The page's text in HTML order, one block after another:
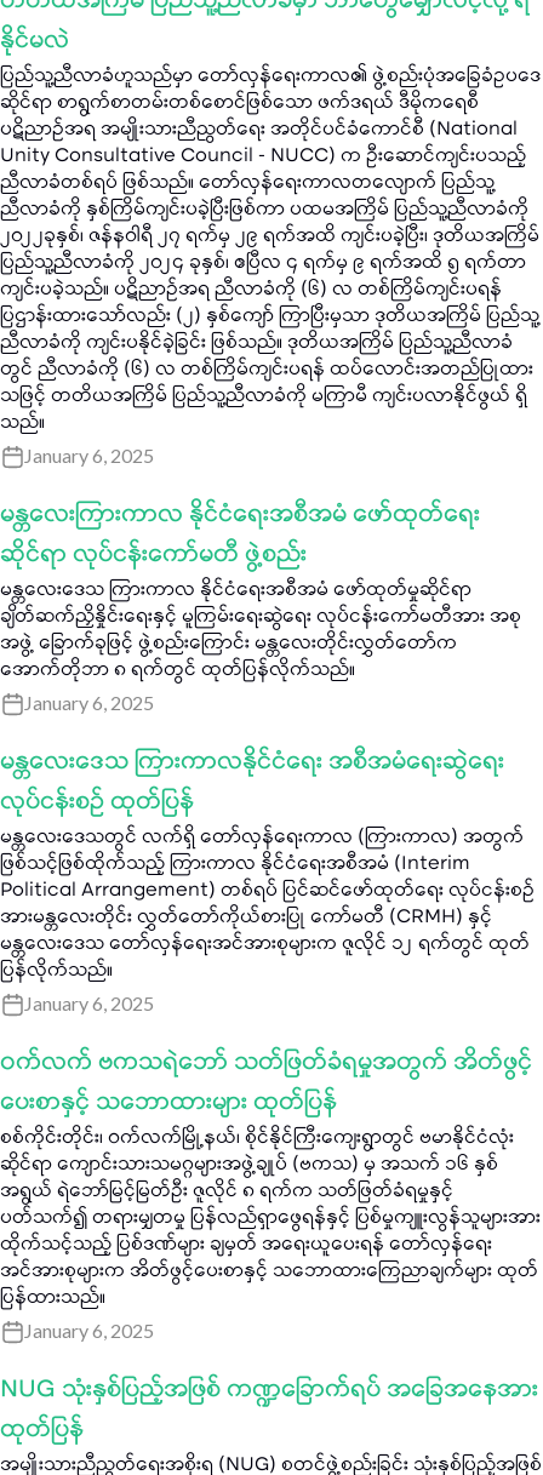
နိုင်မလဲ
ပြည်သူ့ညီလာခံဟူသည်မှာ တော်လှန်ရေးကာလ၏ ဖွဲ့စည်းပုံအခြေခံဥပဒေ
ဆိုင်ရာ စာရွက်စာတမ်းတစ်စောင်ဖြစ်သော ဖက်ဒရယ် ဒီမိုကရေစီ
ပဋိညာဉ်အရ အမျိုးသားညီညွတ်ရေး အတိုင်ပင်ခံကောင်စီ (National
Unity Consultative Council - NUCC) က ဦးဆောင်ကျင်းပသည့်
ညီလာခံတစ်ရပ် ဖြစ်သည်။ တော်လှန်ရေးကာလတလျောက် ပြည်သူ့
ညီလာခံကို နှစ်ကြိမ်ကျင်းပခဲ့ပြီးဖြစ်ကာ ပထမအကြိမ် ပြည်သူ့ညီလာခံကို
၂၀၂၂ခုနှစ်၊ ဇန်နဝါရီ ၂၇ ရက်မှ ၂၉ ရက်အထိ ကျင်းပခဲ့ပြီး၊ ဒုတိယအကြိမ်
ပြည်သူ့ညီလာခံကို ၂၀၂၄ ခုနှစ်၊ ဧပြီလ ၄ ရက်မှ ၉ ရက်အထိ ၅ ရက်တာ
ကျင်းပခဲ့သည်။ ပဋိညာဉ်အရ ညီလာခံကို (၆) လ တစ်ကြိမ်ကျင်းပရန်
ပြဌာန်းထားသော်လည်း (၂) နှစ်ကျော် ကြာပြီးမှသာ ဒုတိယအကြိမ် ပြည်သူ့
ညီလာခံကို ကျင်းပနိုင်ခဲ့ခြင်း ဖြစ်သည်။ ဒုတိယအကြိမ် ပြည်သူ့ညီလာခံ
တွင် ညီလာခံကို (၆) လ တစ်ကြိမ်ကျင်းပရန် ထပ်လောင်းအတည်ပြုထား
သဖြင့် တတိယအကြိမ် ပြည်သူ့ညီလာခံကို မကြာမီ ကျင်းပလာနိုင်ဖွယ် ရှိ
သည်။
January 6, 2025
မန္တလေးကြားကာလ နိုင်ငံရေးအစီအမံ ဖော်ထုတ်ရေး
ဆိုင်ရာ လုပ်ငန်းကော်မတီ ဖွဲ့စည်း
မန္တလေးဒေသ ကြားကာလ နိုင်ငံရေးအစီအမံ ဖော်ထုတ်မှုဆိုင်ရာ
ချိတ်ဆက်ညှိနှိုင်းရေးနှင့် မူကြမ်းရေးဆွဲရေး လုပ်ငန်းကော်မတီအား အစု
အဖွဲ့ ခြောက်ခုဖြင့် ဖွဲ့စည်းကြောင်း မန္တလေးတိုင်းလွှတ်တော်က
အောက်တိုဘာ ၈ ရက်တွင် ထုတ်ပြန်လိုက်သည်။
January 6, 2025
မန္တလေးဒေသ ကြားကာလနိုင်ငံရေး အစီအမံရေးဆွဲရေး
လုပ်ငန်းစဉ် ထုတ်ပြန်
မန္တလေးဒေသတွင် လက်ရှိ တော်လှန်ရေးကာလ (ကြားကာလ) အတွက်
ဖြစ်သင့်ဖြစ်ထိုက်သည့် ကြားကာလ နိုင်ငံရေးအစီအမံ (Interim
Political Arrangement) တစ်ရပ် ပြင်ဆင်ဖော်ထုတ်ရေး လုပ်ငန်းစဉ်
အားမန္တလေးတိုင်း လွှတ်တော်ကိုယ်စားပြု ကော်မတီ (CRMH) နှင့်
မန္တလေးဒေသ တော်လှန်ရေးအင်အားစုများက ဇူလိုင် ၁၂ ရက်တွင် ထုတ်
ပြန်လိုက်သည်။
January 6, 2025
ဝက်လက် ဗကသရဲဘော် သတ်ဖြတ်ခံရမှုအတွက် အိတ်ဖွင့်
ပေးစာနှင့် သဘောထားများ ထုတ်ပြန်
စစ်ကိုင်းတိုင်း၊ ဝက်လက်မြို့နယ်၊ စိုင်နိုင်ကြီးကျေးရွာတွင် ဗမာနိုင်ငံလုံး
ဆိုင်ရာ ကျောင်းသားသမဂ္ဂများအဖွဲ့ချုပ် (ဗကသ) မှ အသက် ၁၆ နှစ်
အရွယ် ရဲဘော်မြင့်မြတ်ဦး ဇူလိုင် ၈ ရက်က သတ်ဖြတ်ခံရမှုနှင့်
ပတ်သက်၍ တရားမျှတမှု ပြန်လည်ရှာဖွေရန်နှင့် ပြစ်မှုကျူးလွန်သူများအား
ထိုက်သင့်သည့် ပြစ်ဒဏ်များ ချမှတ် အရေးယူပေးရန် တော်လှန်ရေး
အင်အားစုများက အိတ်ဖွင့်ပေးစာနှင့် သဘောထားကြေညာချက်များ ထုတ်
ပြန်ထားသည်။
January 6, 2025
NUG သုံးနှစ်ပြည့်အဖြစ် ကဏ္ဍခြောက်ရပ် အခြေအနေအား
ထုတ်ပြန်
အမျိုးသားညီညွတ်ရေးအစိုးရ (NUG) စတင်ဖွဲ့စည်းခြင်း သုံးနှစ်ပြည့်အဖြစ်